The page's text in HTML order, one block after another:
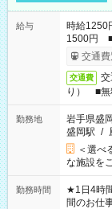
給与
時給
1500円 ■
交通費
交通費
り） ■無
勤務地
岩手県盛
盛岡駅 /
＜選
な施設を
勤務時間
★1日4時
間のお仕